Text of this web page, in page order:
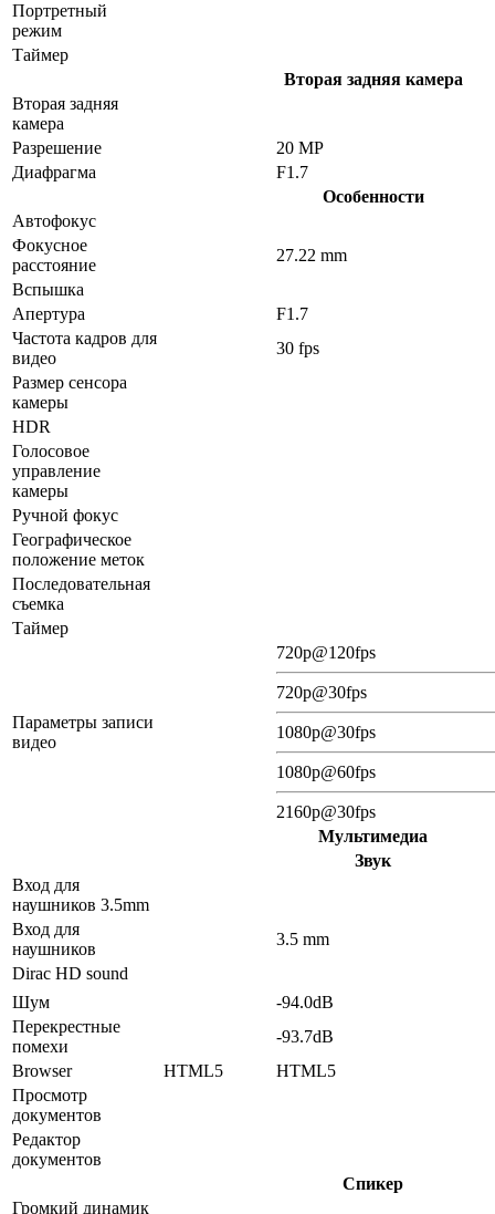
Портретный
режим
Таймер
Вторая задняя камера
Вторая задняя
камера
Разрешение
20 MP
Диафрагма
F1.7
Особенности
Автофокус
Фокусное
расстояние
27.22 mm
Вспышка
Апертура
F1.7
Частота кадров для
видео
30 fps
Размер сенсора
камеры
HDR
Голосовое
управление
камеры
Ручной фокус
Географическое
положение меток
Последовательная
съемка
Таймер
Параметры записи
видео
720p@120fps
720p@30fps
1080p@30fps
1080p@60fps
2160p@30fps
Мультимедиа
Звук
Вход для
наушников 3.5mm
Вход для
наушников
3.5 mm
Dirac HD sound
Шум
-94.0dB
Перекрестные
помехи
-93.7dB
Browser
HTML5
HTML5
Просмотр
документов
Редактор
документов
Спикер
Громкий динамик